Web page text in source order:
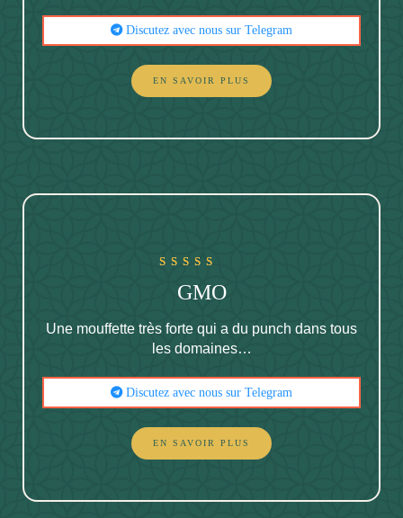
Discutez avec nous sur Telegram
EN SAVOIR PLUS
5.00
sur 5
GMO
Une mouffette très forte qui a du punch dans tous
les domaines…
Discutez avec nous sur Telegram
EN SAVOIR PLUS